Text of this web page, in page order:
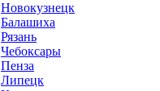
Новокузнецк
Балашиха
Рязань
Чебоксары
Пенза
Липецк